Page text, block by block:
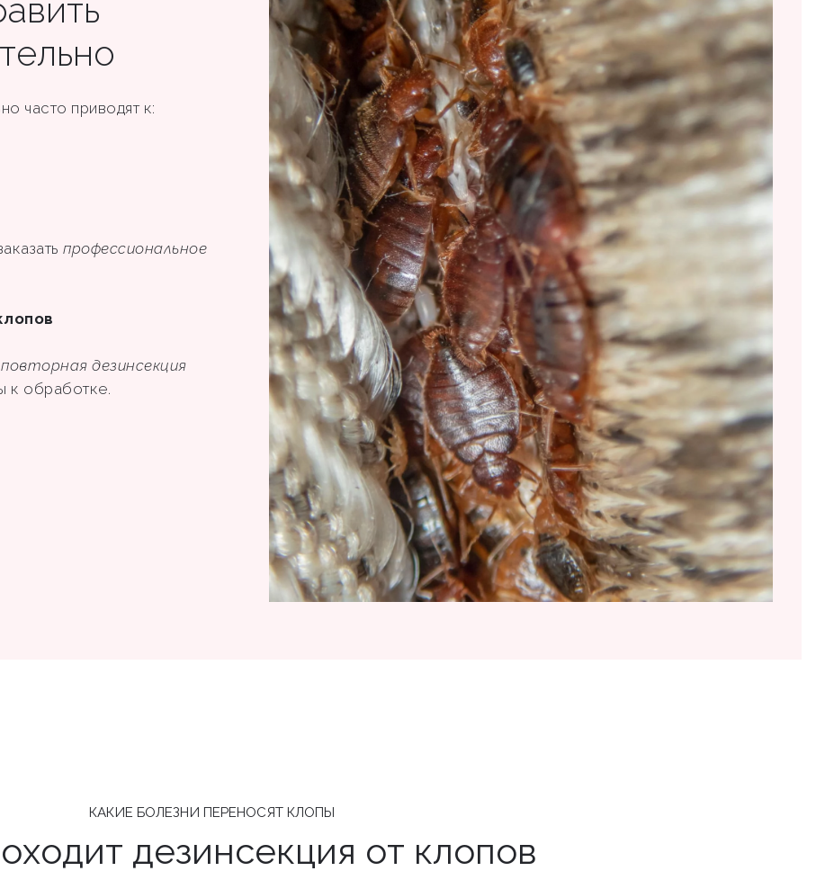
часто приводят к:
профессиональное
повторная дезинсекция
к обработке.
КАКИЕ БОЛЕЗНИ ПЕРЕНОСЯТ КЛОПЫ
дезинсекция от клопов